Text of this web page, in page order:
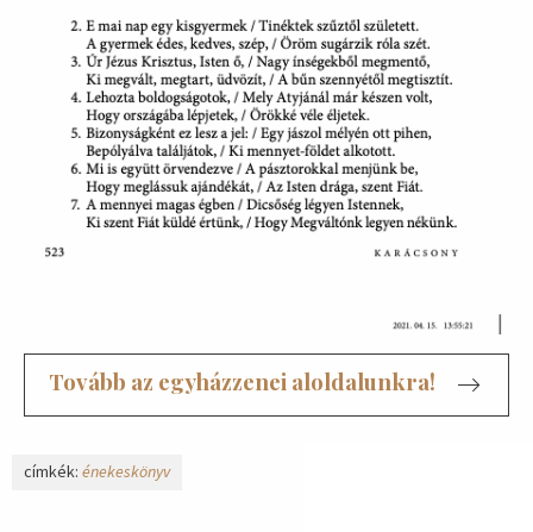
Tovább az egyházzenei aloldalunkra!
címkék: énekeskönyv